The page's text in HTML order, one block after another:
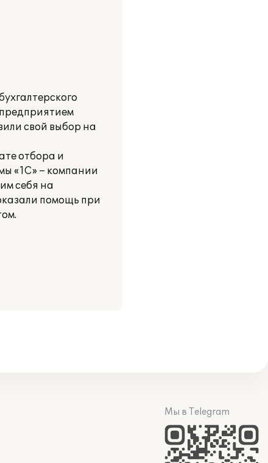
свой выбор на
отбора и
«1С» – компании
себя на
помощь при
Мы в Telegram